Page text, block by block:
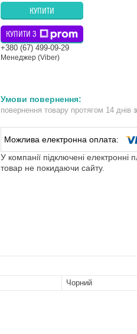
КУПИТИ
КУПИТИ З
+380 (67) 499-09-29
Менеджер (Viber)
повернення товару протягом 14 днів
У компанії підключені
товар не покидаючи сайту.
Чорний